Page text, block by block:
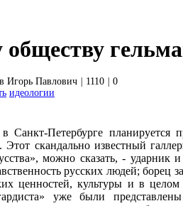
Игорь Павлович 1110
0
идеологии
Санкт-Петербурге планируется
скандально известный
можно сказать, - ударник
русских людей; борец
ценностей, культуры и в
уже были